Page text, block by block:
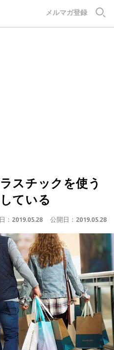
メルマガ登録
スチックを使う
ている
： 2019.05.28 公開日： 2019.05.28